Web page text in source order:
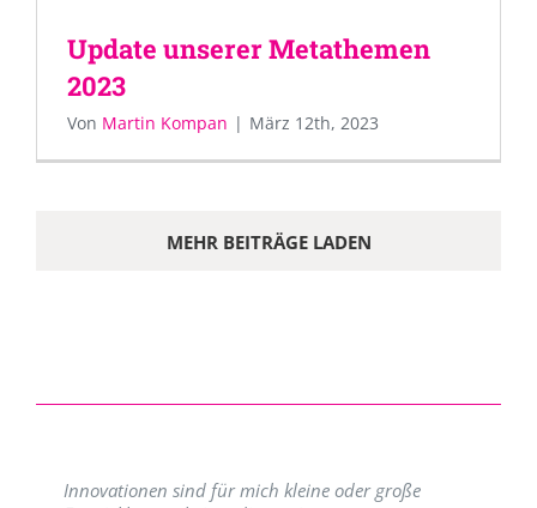
Update unserer Metathemen
2023
Von Martin Kompan | März 12th, 2023
MEHR BEITRÄGE LADEN
Innovationen sind für mich kleine oder große